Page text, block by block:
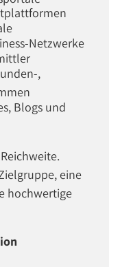
Netzwerke
,
Blogs und
eine
hochwertige